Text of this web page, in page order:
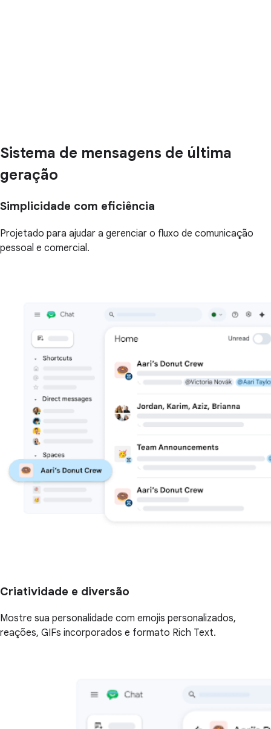
Sistema de mensagens de última
geração
Simplicidade com eficiência
Projetado para ajudar a gerenciar o fluxo de comunicação
pessoal e comercial.
Criatividade e diversão
Mostre sua personalidade com emojis personalizados,
reações, GIFs incorporados e formato Rich Text.